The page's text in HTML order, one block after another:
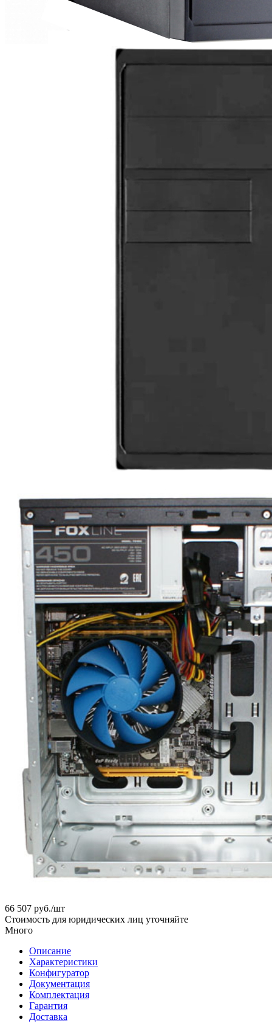
66 507 руб./шт
Стоимость для юридических лиц уточняйте
Много
Описание
Характеристики
Конфигуратор
Документация
Комплектация
Гарантия
Доставка